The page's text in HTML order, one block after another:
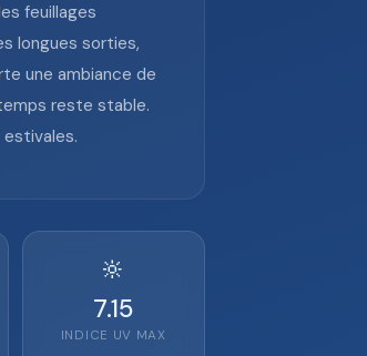
feuillages
longues sorties,
une ambiance de
reste stable.
🔆
7.15
INDICE UV MAX